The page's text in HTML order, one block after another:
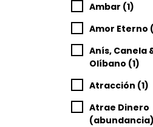
Ambar (1)
Amor Eterno
Anís, Canela
Olíbano (1)
Atracción (1)
Atrae Dinero